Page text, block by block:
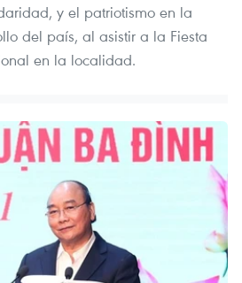
y el patriotismo en la
del país, al asistir a la Fiesta
en la localidad.